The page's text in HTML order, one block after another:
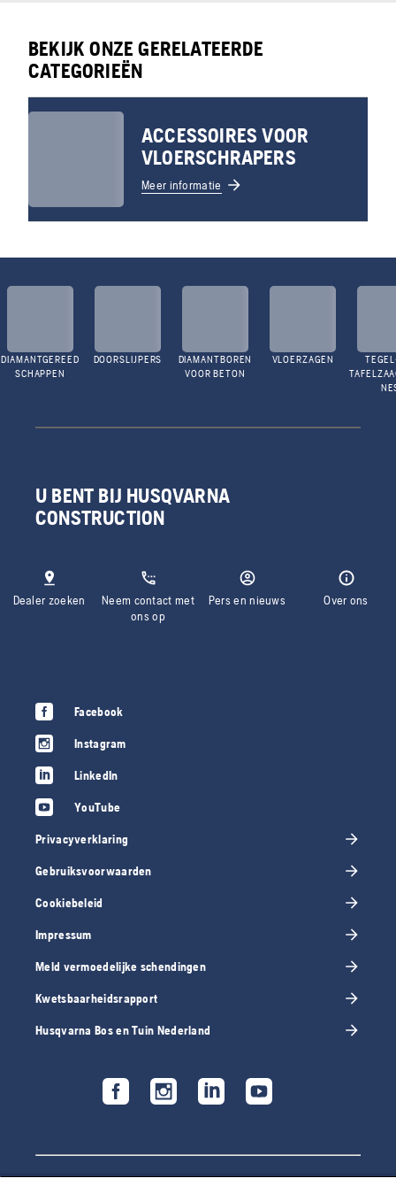
BEKIJK ONZE GERELATEERDE
CATEGORIEËN
ACCESSOIRES VOOR
VLOERSCHRAPERS
Meer informatie
DIAMANTGEREED
SCHAPPEN
DOORSLIJPERS
DIAMANTBOREN
VOOR BETON
VLOERZAGEN
U BENT BIJ HUSQVARNA
CONSTRUCTION
Dealer zoeken
Neem contact met
ons op
Pers en nieuws Over ons
Facebook
Instagram
LinkedIn
YouTube
Privacyverklaring
Gebruiksvoorwaarden
Cookiebeleid
Impressum
Meld vermoedelijke schendingen
Kwetsbaarheidsrapport
Husqvarna Bos en Tuin Nederland